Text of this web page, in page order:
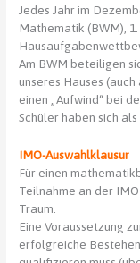
Jedes Jahr im
Mathematik (BWM),
Am BWM beteiligen
unseres Hauses
einen „Aufwind“ bei
Schüler haben sich
IMO-Auswahlklausur
Für einen
Teilnahme an der
Traum.
Eine Voraussetzung
erfolgreiche